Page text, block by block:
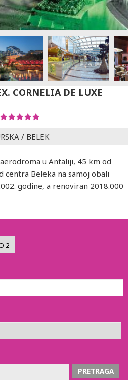
CORNELIA DE LUXE
/ BELEK
u Antaliji, 45 km od
centra Beleka na samoj obali
godine, a renoviran 2018.000